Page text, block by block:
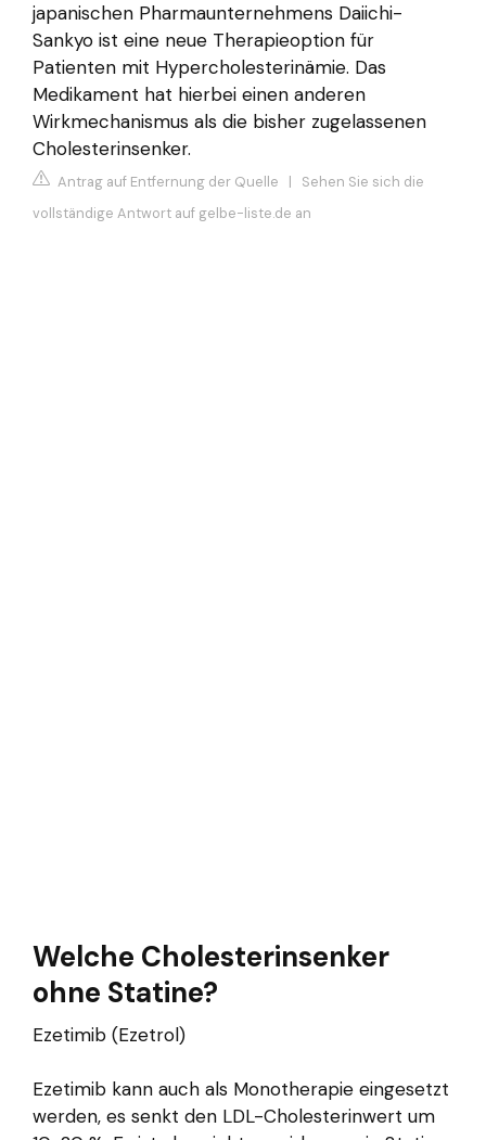
japanischen Pharmaunternehmens Daiichi-
Sankyo ist eine neue Therapieoption für
Patienten mit Hypercholesterinämie. Das
Medikament hat hierbei einen anderen
Wirkmechanismus als die bisher zugelassenen
Cholesterinsenker.
Antrag auf Entfernung der Quelle | Sehen Sie sich die
vollständige Antwort auf gelbe-liste.de an
Welche Cholesterinsenker
ohne Statine?
Ezetimib (Ezetrol)
Ezetimib kann auch als Monotherapie eingesetzt
werden, es senkt den LDL-Cholesterinwert um